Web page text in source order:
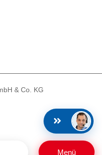
Menü
& Co. KG